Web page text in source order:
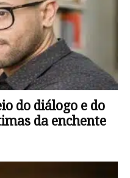
do diálogo e do
da enchente